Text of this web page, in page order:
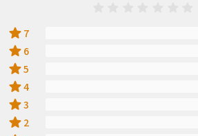
star 7
star 6
star5
star4
star3
star 2